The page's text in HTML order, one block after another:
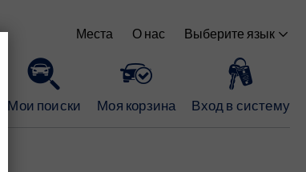
Места О нас Выберите язык
Мои поиски Моя корзина Вход в систему